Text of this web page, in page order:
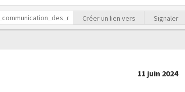
Créer un lien vers Signaler
11 juin 2024